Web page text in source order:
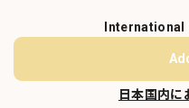
日本国内に